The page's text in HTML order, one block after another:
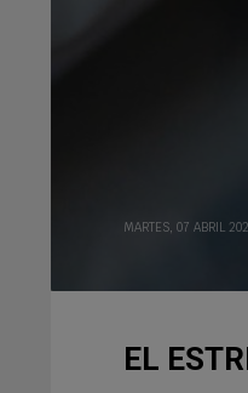
MARTES, 07 ABRIL
EL